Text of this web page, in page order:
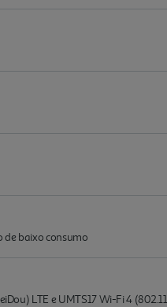
de baixo consumo
LTE e UMTS17 Wi-Fi 4